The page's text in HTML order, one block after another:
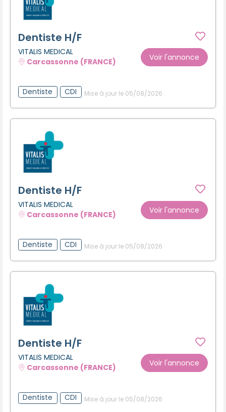
Dentiste H/F
VITALIS MEDICAL
Carcassonne (FRANCE)
Voir l'annonce
Dentiste CDI Mise à jour le 05/08/2026
Dentiste H/F
VITALIS MEDICAL
Carcassonne (FRANCE)
Voir l'annonce
Dentiste CDI Mise à jour le 05/08/2026
Dentiste H/F
VITALIS MEDICAL
Carcassonne (FRANCE)
Voir l'annonce
Dentiste CDI Mise à jour le 05/08/2026